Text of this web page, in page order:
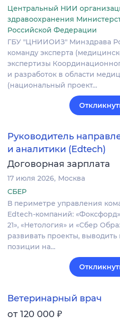
Центральный НИИ
здравоохранения
Российской Федерации
ГБУ "ЦНИИОИЗ" Минздрава
команду эксперта
экспертизы
и разработок в области
(национальный проект…
Руководитель
и аналитики (Edtech)
Договорная зарплата
17 июля 2026 Москва
СБЕР
В периметре управления
Edtech-компаний:
21», «Нетология» и «Сбер
развивать проекты,
позиции на…
Ветеринарный врач
от 120 000 ₽